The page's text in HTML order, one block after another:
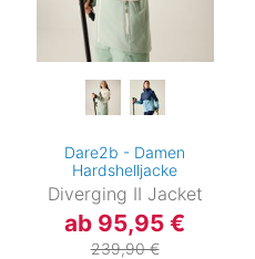
Dare2b - Damen
Hardshelljacke
Diverging II Jacket
ab 95,95 €
239,90 €